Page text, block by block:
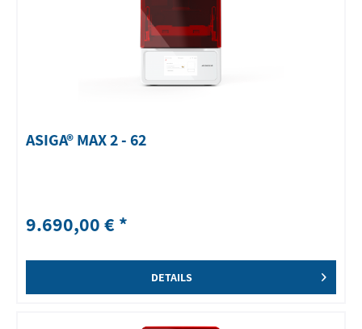
ASIGA® MAX 2 - 62
9.690,00 € *
DETAILS